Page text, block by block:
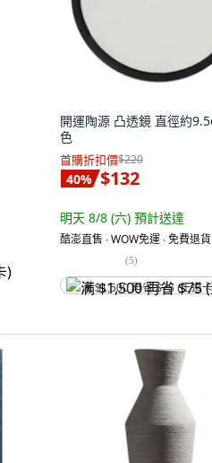
開運陶源 凸透鏡 直徑約
色
首購折扣價$220
40% $132
明天 8/8 (六) 預計送達
酷澎直售 ∙ WOW免運 ∙ 免費退貨
(5)
满 $1,500 再省 $75 (王道